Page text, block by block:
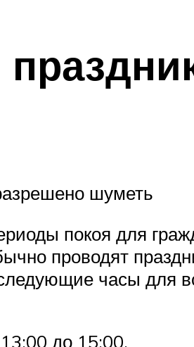
шуметь
покоя для
проводят
часы для
до 15:00.